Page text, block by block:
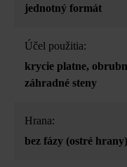
jednotný formát
Účel použitia:
krycie platne,
záhradné steny
Hrana:
bez fázy (ostré hrany)